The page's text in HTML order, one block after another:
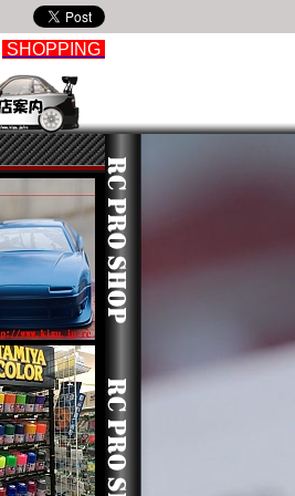
SHOPPING